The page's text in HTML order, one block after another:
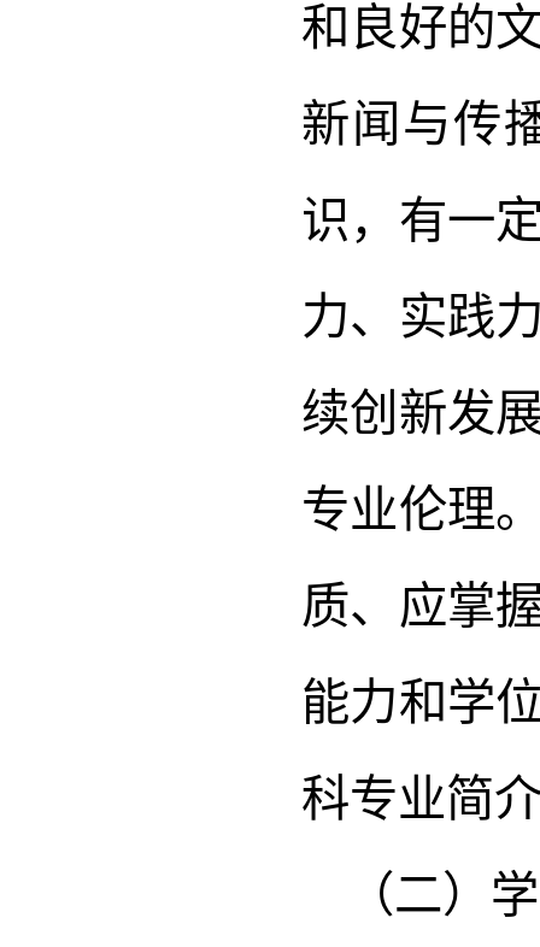
和良好的
新闻与传
识，有一
力、实践
续创新发
专业伦理
质、应掌
能力和学
科专业简
（二）